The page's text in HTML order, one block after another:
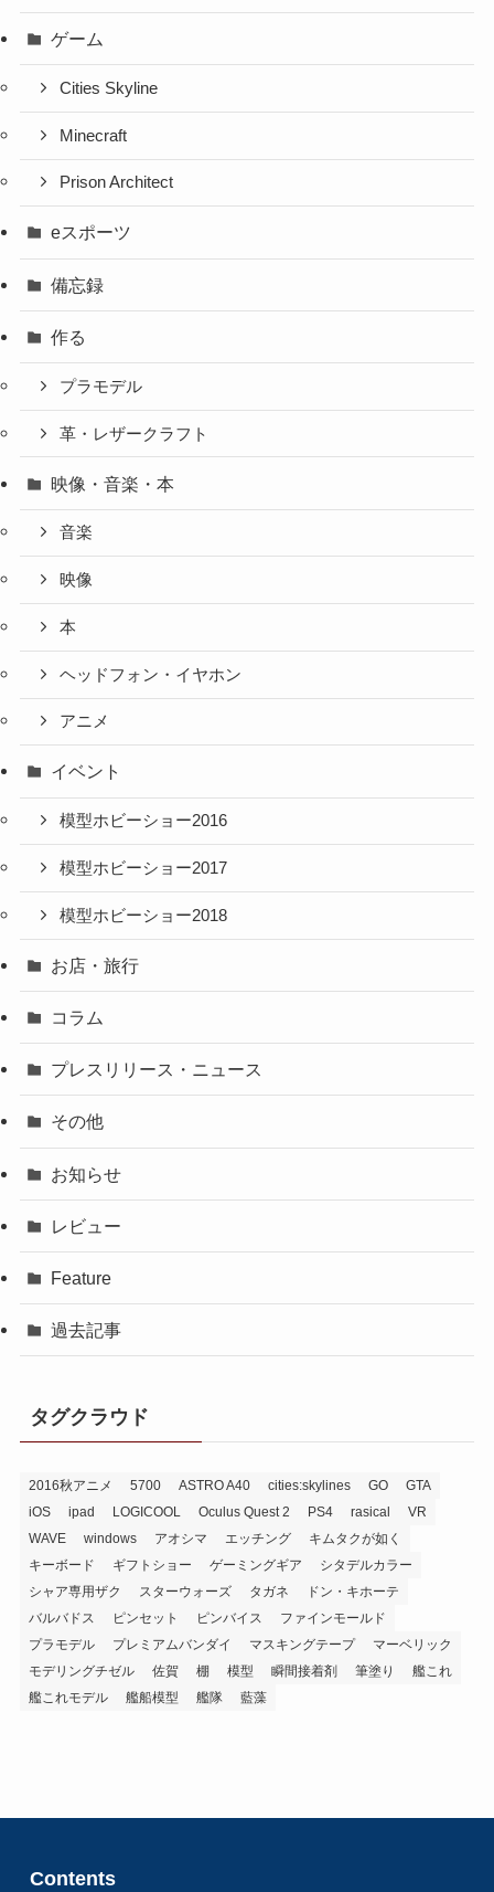
ゲーム
Cities Skyline
Minecraft
Prison Architect
eスポーツ
備忘録
作る
プラモデル
革・レザークラフト
映像・音楽・本
音楽
映像
本
ヘッドフォン・イヤホン
アニメ
イベント
模型ホビーショー2016
模型ホビーショー2017
模型ホビーショー2018
お店・旅行
コラム
プレスリリース・ニュース
その他
お知らせ
レビュー
Feature
過去記事
タグクラウド
2016秋アニメ 5700 ASTRO A40 cities:skylines GO
GTA
iOS
ipad LOGICOOL Oculus Quest 2 PS4 rasical
VR
WAVE
windows アオシマ エッチング
キムタクが如く
キーボード
ギフトショー ゲーミングギア
シタデルカラー
シャア専用ザク
スターウォーズ タガネ
ドン・キホーテ
バルバドス
ピンセット ピンバイス
ファインモールド
プラモデル
プレミアムバンダイ マスキングテープ
マーベリック
モデリングチゼル
佐賀 棚 模型 瞬間接着剤 筆塗り
艦これ
艦これモデル
艦船模型 艦隊 藍藻
Contents